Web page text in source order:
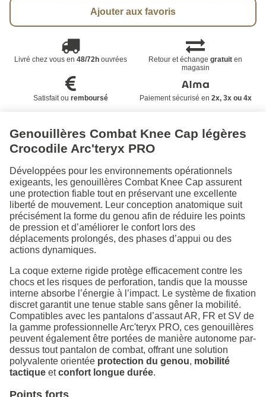
Ajouter aux favoris
Livré chez vous en 48/72houvrées Retour et échangegratuit en
magasin
Satisfait ou remboursé Paiement sécurisé en 2x, 3x ou 4x
Genouillères Combat Knee Cap légères
Crocodile Arc'teryx PRO
Développées pour les environnements opérationnels
exigeants, les genouillères Combat Knee Cap assurent
une protection fiable tout en préservant une excellente
liberté de mouvement. Leur conception anatomique suit
précisément la forme du genou afin de réduire les points
de pression et d’améliorer le confort lors des
déplacements prolongés, des phases d’appui ou des
actions dynamiques.
La coque externe rigide protège efficacement contre les
chocs et les risques de perforation, tandis que la mousse
interne absorbe l’énergie à l’impact. Le système de fixation
discret garantit une tenue stable sans gêner la mobilité.
Compatibles avec les pantalons d’assaut AR, FR et SV de
la gamme professionnelle Arc'teryx PRO, ces genouillères
peuvent également être portées de manière autonome par-
dessus tout pantalon de combat, offrant une solution
polyvalente orientée protection du genou, mobilité
tactique etconfort longue durée.
Points forts